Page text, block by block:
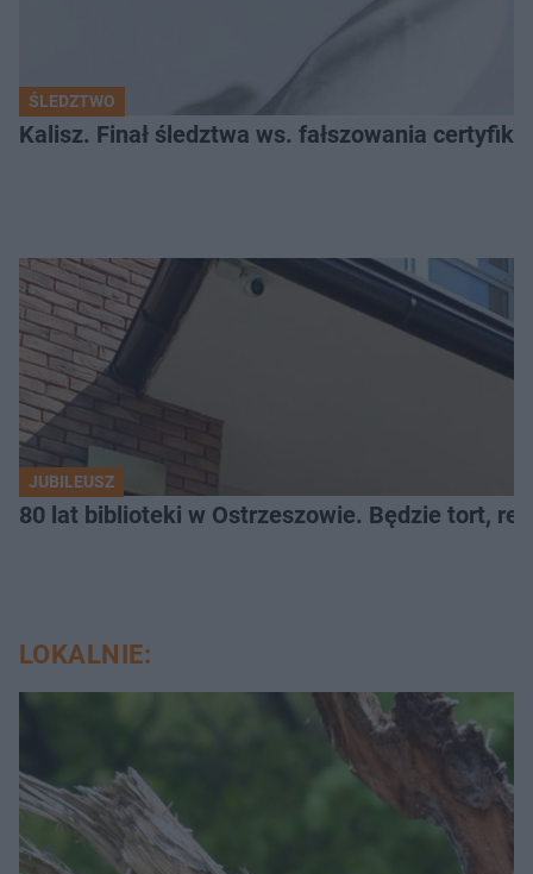
ŚLEDZTWO
Kalisz. Finał śledztwa ws. fałszowania
JUBILEUSZ
80 lat biblioteki w Ostrzeszowie. Będzie tort,
LOKALNIE: